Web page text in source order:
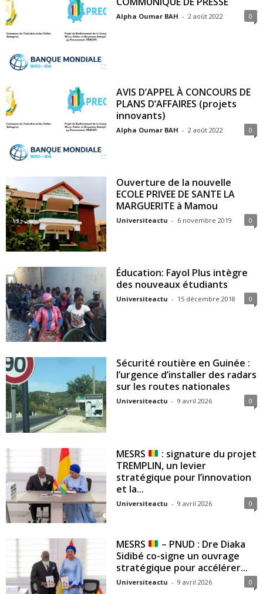
Alpha Oumar BAH - 2 août 2022 0
AVIS D’APPEL À CONCOURS DE
PLANS D’AFFAIRES (projets
innovants)
Alpha Oumar BAH - 2 août 2022 0
Ouverture de la nouvelle
ECOLE PRIVEE DE SANTE LA
MARGUERITE à Mamou
Universiteactu - 6 novembre 2019 0
Éducation: Fayol Plus intègre
des nouveaux étudiants
Universiteactu - 15 décembre 2018 0
Sécurité routière en Guinée :
l’urgence d’installer des radars
sur les routes nationales
Universiteactu - 9 avril 2026 0
MESRS
: signature du projet
TREMPLIN, un levier
stratégique pour l’innovation
et la...
Universiteactu - 9 avril 2026 0
MESRS
– PNUD : Dre Diaka
Sidibé co-signe un ouvrage
stratégique pour accélérer...
Universiteactu - 9 avril 2026 0